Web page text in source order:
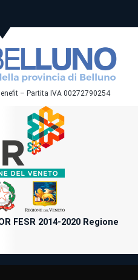
– Partita IVA 00272790254
FESR 2014-2020 Regione